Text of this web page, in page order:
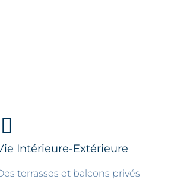
Intérieure-Extérieure
terrasses et balcons privés